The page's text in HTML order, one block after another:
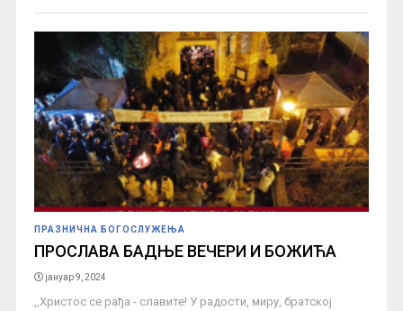
ПРАЗНИЧНА БОГОСЛУЖЕЊА
ПРОСЛАВА БАДЊЕ ВЕЧЕРИ И БОЖИЋА
јануар 9, 2024
,,Христос се рађа - славите! У радости, миру, братској